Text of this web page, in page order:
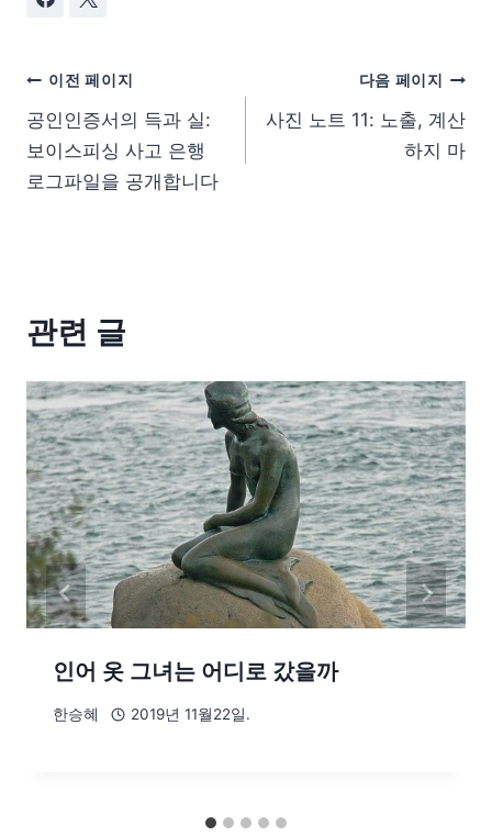
이전 페이지
공인인증서의 득과 실:
보이스피싱 사고 은행
로그파일을 공개합니다
다음 페이지
사진 노트 11: 노출, 계산
하지 마
관련 글
인어 옷 그녀는 어디로 갔을까
한승혜 2019년 11월22일.